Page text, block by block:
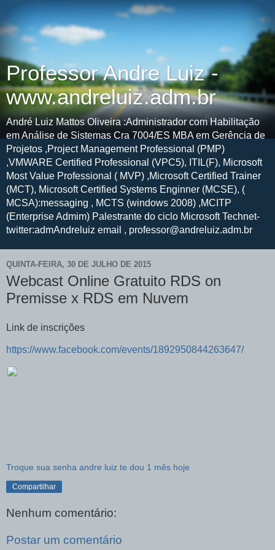
Professor Andre Luiz -
www.andreluiz.adm.br
André Luiz Mattos Oliveira :Administrador com Habilitação
em Análise de Sistemas Cra 7004/ES MBA em Gerência de
Projetos ,Project Management Professional (PMP)
,VMWARE Certified Professional (VPC5), ITIL(F), Microsoft
Most Value Professional ( MVP) ,Microsoft Certified Trainer
(MCT), Microsoft Certified Systems Enginner (MCSE), (
MCSA):messaging , MCTS (windows 2008) ,MCITP
(Enterprise Admim) Palestrante do ciclo Microsoft Technet-
twitter:admAndreluiz email , professor@andreluiz.adm.br
QUINTA-FEIRA, 30 DE JULHO DE 2015
Webcast Online Gratuito RDS on
Premisse x RDS em Nuvem
Link de inscrições
https://www.facebook.com/events/1892950844263647/
Troque sua senha andre luiz te dou 1 mês hoje
Compartilhar
Nenhum comentário:
Postar um comentário